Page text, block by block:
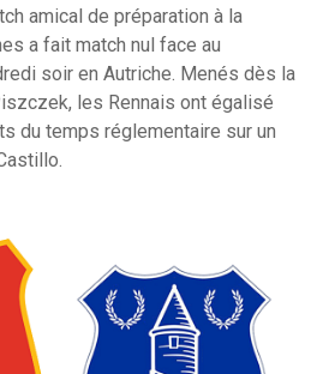
amical de préparation à la
a fait match nul face au
soir en Autriche. Menés dès la
les Rennais ont égalisé
du temps réglementaire sur un